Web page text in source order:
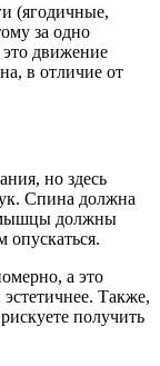
(ягодичные,
за одно
движение
в отличие от
но здесь
Спина должна
должны
а это
Также,
получить